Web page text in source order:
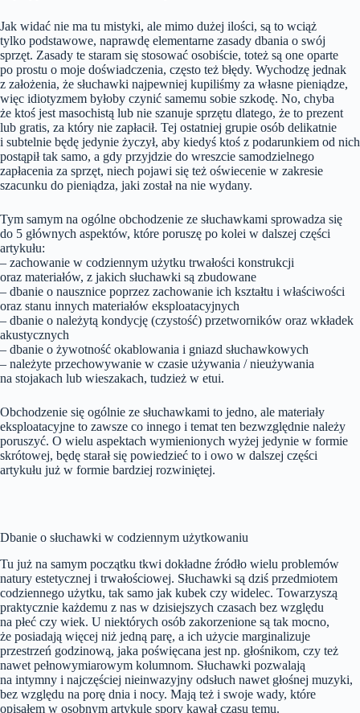
Jak widać nie ma tu mistyki, ale mimo dużej ilości, są to wciąż
tylko podstawowe, naprawdę elementarne zasady dbania o swój
sprzęt. Zasady te staram się stosować osobiście, toteż są one oparte
po prostu o moje doświadczenia, często też błędy. Wychodzę jednak
z założenia, że słuchawki najpewniej kupiliśmy za własne pieniądze,
więc idiotyzmem byłoby czynić samemu sobie szkodę. No, chyba
że ktoś jest masochistą lub nie szanuje sprzętu dlatego, że to prezent
lub gratis, za który nie zapłacił. Tej ostatniej grupie osób delikatnie
i subtelnie będę jedynie życzył, aby kiedyś ktoś z podarunkiem od nich
postąpił tak samo, a gdy przyjdzie do wreszcie samodzielnego
zapłacenia za sprzęt, niech pojawi się też oświecenie w zakresie
szacunku do pieniądza, jaki został na nie wydany.
Tym samym na ogólne obchodzenie ze słuchawkami sprowadza się
do 5 głównych aspektów, które poruszę po kolei w dalszej części
artykułu:
– zachowanie w codziennym użytku trwałości konstrukcji
oraz materiałów, z jakich słuchawki są zbudowane
– dbanie o nausznice poprzez zachowanie ich kształtu i właściwości
oraz stanu innych materiałów eksploatacyjnych
– dbanie o należytą kondycję (czystość) przetworników oraz wkładek
akustycznych
– dbanie o żywotność okablowania i gniazd słuchawkowych
– należyte przechowywanie w czasie używania / nieużywania
na stojakach lub wieszakach, tudzież w etui.
Obchodzenie się ogólnie ze słuchawkami to jedno, ale materiały
eksploatacyjne to zawsze co innego i temat ten bezwzględnie należy
poruszyć. O wielu aspektach wymienionych wyżej jedynie w formie
skrótowej, będę starał się powiedzieć to i owo w dalszej części
artykułu już w formie bardziej rozwiniętej.
Dbanie o słuchawki w codziennym użytkowaniu
Tu już na samym początku tkwi dokładne źródło wielu problemów
natury estetycznej i trwałościowej. Słuchawki są dziś przedmiotem
codziennego użytku, tak samo jak kubek czy widelec. Towarzyszą
praktycznie każdemu z nas w dzisiejszych czasach bez względu
na płeć czy wiek. U niektórych osób zakorzenione są tak mocno,
że posiadają więcej niż jedną parę, a ich użycie marginalizuje
przestrzeń godzinową, jaka poświęcana jest np. głośnikom, czy też
nawet pełnowymiarowym kolumnom. Słuchawki pozwalają
na intymny i najczęściej nieinwazyjny odsłuch nawet głośnej muzyki,
bez względu na porę dnia i nocy. Mają też i swoje wady, które
opisałem w osobnym artykule spory kawał czasu temu.